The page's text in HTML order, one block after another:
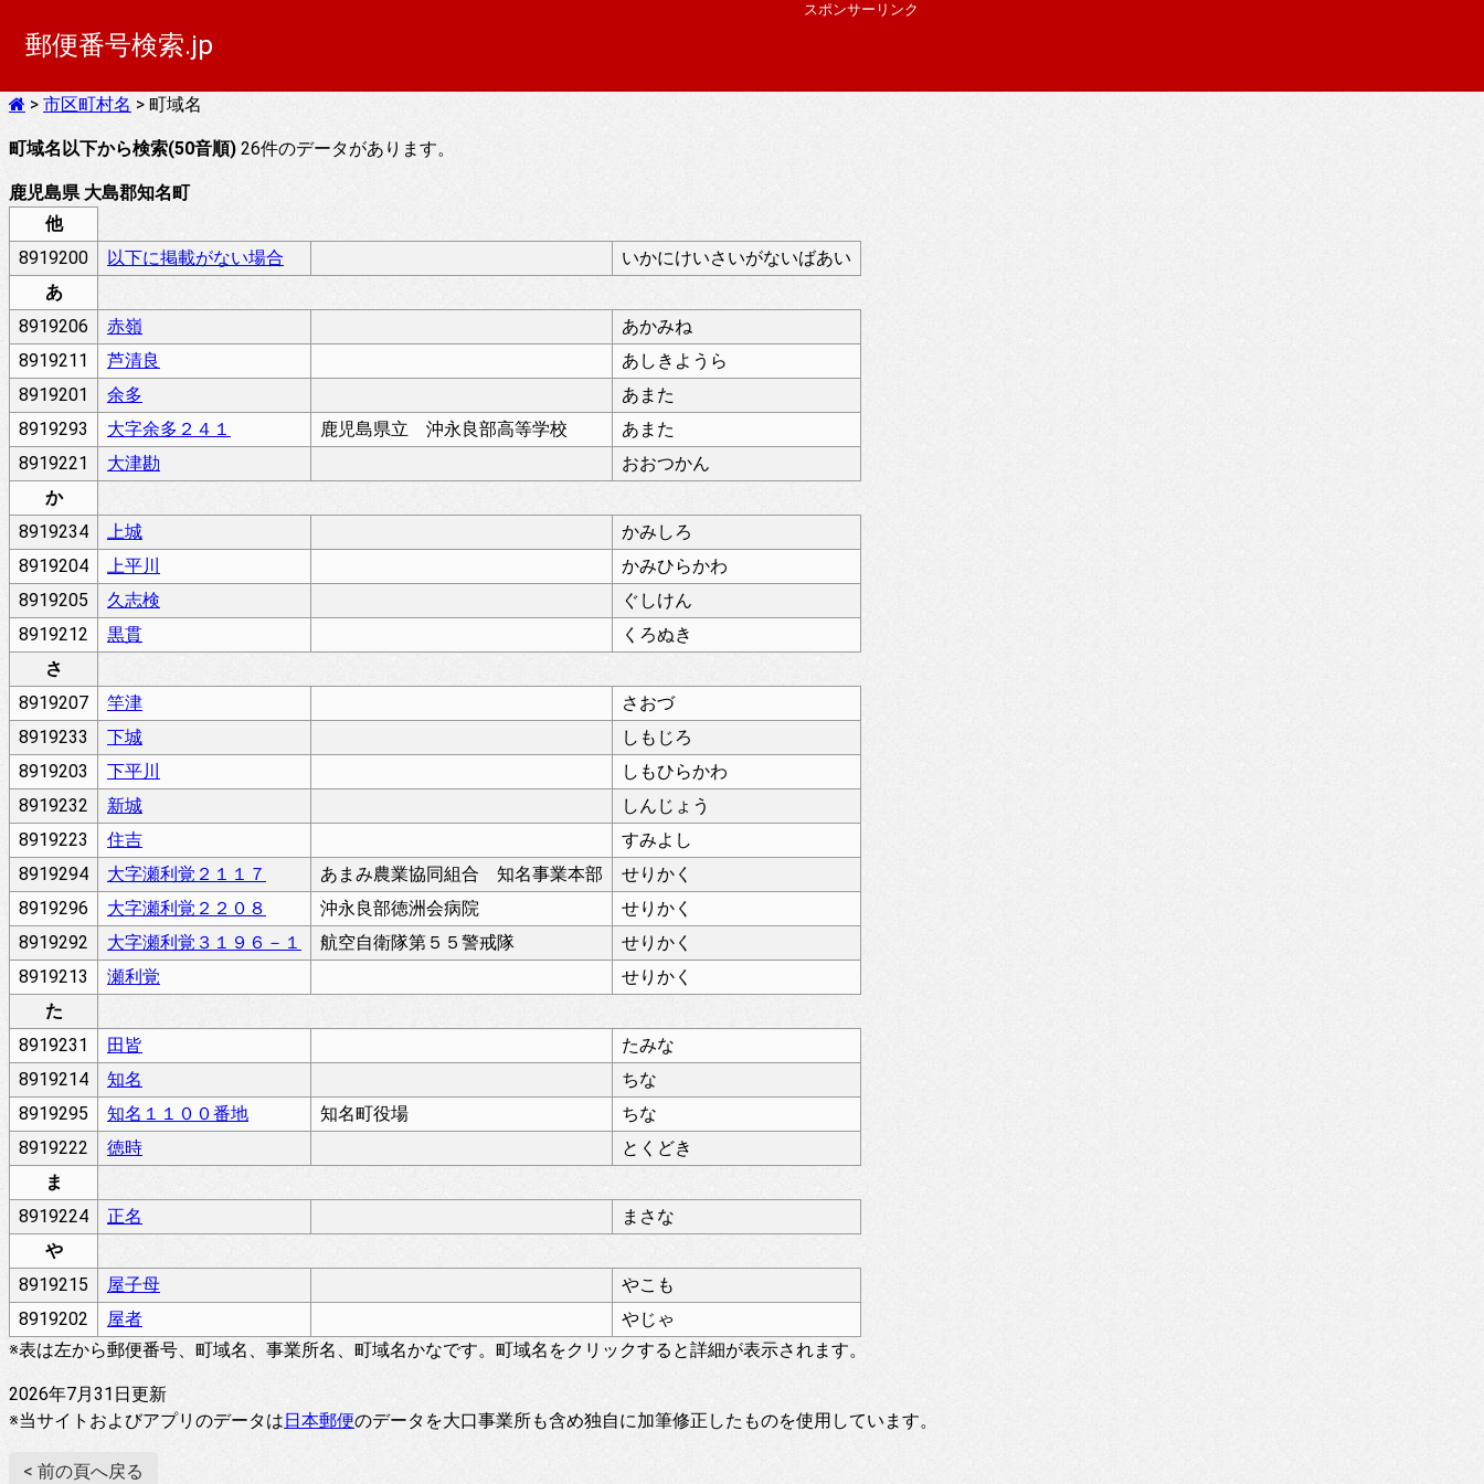
郵便番号検索.jp
スポンサーリンク
> 市区町村名 > 町域名
町域名以下から検索(50音順) 26件のデータがあります。
鹿児島県 大島郡知名町
他
8919200
以下に掲載がない場合
いかにけいさいがないばあい
あ
8919206
赤嶺
あかみね
8919211
芦清良
あしきようら
8919201
余多
あまた
8919293
大字余多２４１ 鹿児島県立 沖永良部高等学校
あまた
8919221
大津勘
おおつかん
か
8919234
上城
かみしろ
8919204
上平川
かみひらかわ
8919205
久志検
ぐしけん
8919212
黒貫
くろぬき
さ
8919207
竿津
さおづ
8919233
下城
しもじろ
8919203
下平川
しもひらかわ
8919232
新城
しんじょう
8919223
住吉
すみよし
8919294
大字瀬利覚２１１７ あまみ農業協同組合 知名事業本部
せりかく
8919296
大字瀬利覚２２０８ 沖永良部徳洲会病院
せりかく
8919292
大字瀬利覚３１９６－１ 航空自衛隊第５５警戒隊
せりかく
8919213
瀬利覚
せりかく
た
8919231
田皆
たみな
8919214
知名
ちな
8919295
知名１１００番地 知名町役場
ちな
8919222
徳時
とくどき
ま
8919224
正名
まさな
や
8919215
屋子母
やこも
8919202
屋者
やじゃ
※表は左から郵便番号、町域名、事業所名、町域名かなです。町域名をクリックすると詳細が表示されます。
2026年7月31日更新
※当サイトおよびアプリのデータは日本郵便のデータを大口事業所も含め独自に加筆修正したものを使用しています。
< 前の頁へ戻る